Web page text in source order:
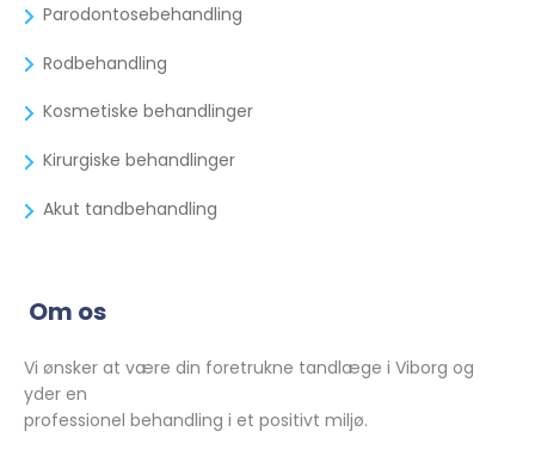
Parodontosebehandling
Rodbehandling
Kosmetiske behandlinger
Kirurgiske behandlinger
Akut tandbehandling
Om os
Vi ønsker at være din foretrukne tandlæge i Viborg og
yder en
professionel behandling i et positivt miljø.